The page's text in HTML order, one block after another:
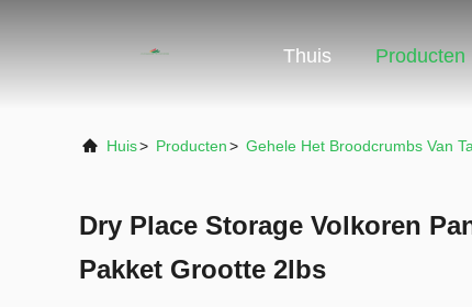
Thuis Producten
Huis> Producten> Gehele Het Broodcrumbs Van
Dry Place Storage Volkoren
Pakket Grootte 2lbs